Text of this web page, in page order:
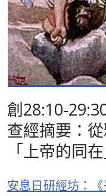
創28:10-
查經摘要：
「上帝的同在
安息日研經坊：